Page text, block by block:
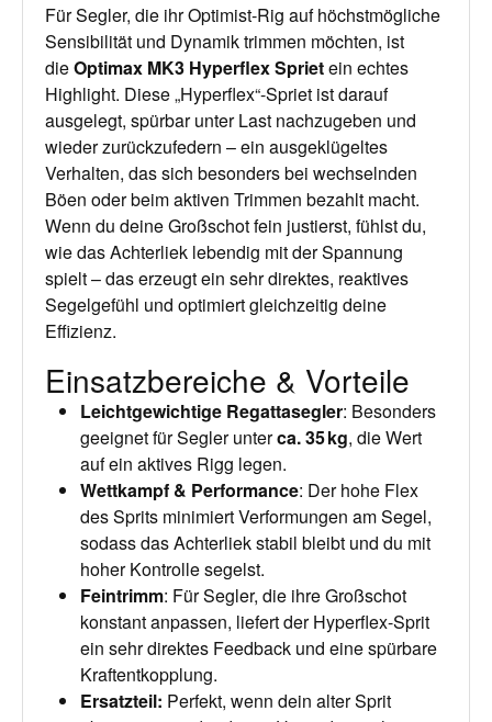
Für Segler, die ihr Optimist‑Rig auf höchstmögliche
Sensibilität und Dynamik trimmen möchten, ist
dieOptimax MK3 Hyperflex Sprietein echtes
Highlight. Diese „Hyperflex“-Spriet ist darauf
ausgelegt, spürbar unter Last nachzugeben und
wieder zurückzufedern – ein ausgeklügeltes
Verhalten, das sich besonders bei wechselnden
Böen oder beim aktiven Trimmen bezahlt macht.
Wenn du deine Großschot fein justierst, fühlst du,
wie das Achterliek lebendig mit der Spannung
spielt – das erzeugt ein sehr direktes, reaktives
Segelgefühl und optimiert gleichzeitig deine
Effizienz.
Einsatzbereiche & Vorteile
Leichtgewichtige Regattasegler: Besonders
geeignet für Segler unterca. 35 kg, die Wert
auf ein aktives Rigg legen.
Wettkampf & Performance: Der hohe Flex
des Sprits minimiert Verformungen am Segel,
sodass das Achterliek stabil bleibt und du mit
hoher Kontrolle segelst.
Feintrimm: Für Segler, die ihre Großschot
konstant anpassen, liefert der Hyperflex-Sprit
ein sehr direktes Feedback und eine spürbare
Kraftentkopplung.
Ersatzteil: Perfekt, wenn dein alter Sprit